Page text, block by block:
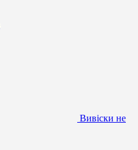
Вивіски не